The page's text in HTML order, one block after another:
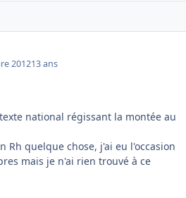
201213 ans
national régissant la montée au
Rh quelque chose, j'ai eu l'occasion
mais je n'ai rien trouvé à ce